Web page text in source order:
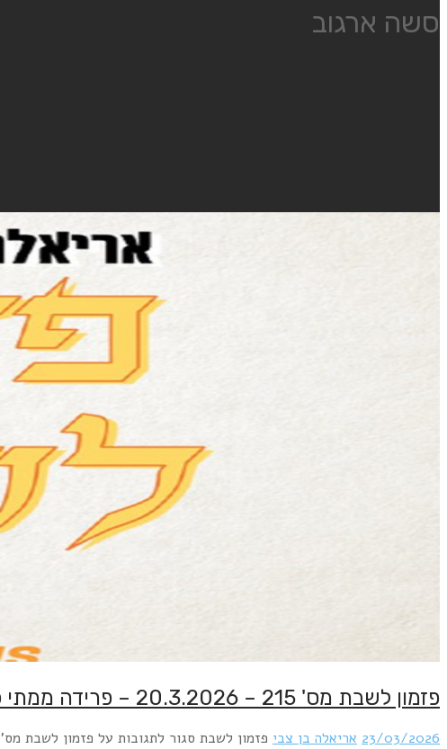
סשה ארגוב
פזמון לשבת מס' 215 – 20.3.2026 – פרידה ממתי כספי – חלק ה'
23/03/2026 אריאלה בן צבי פזמון לשבת סגור לתגובות על פזמון לשבת מס' 215 – 20.3.2026 – פרידה ממתי כספי – חלק ה'